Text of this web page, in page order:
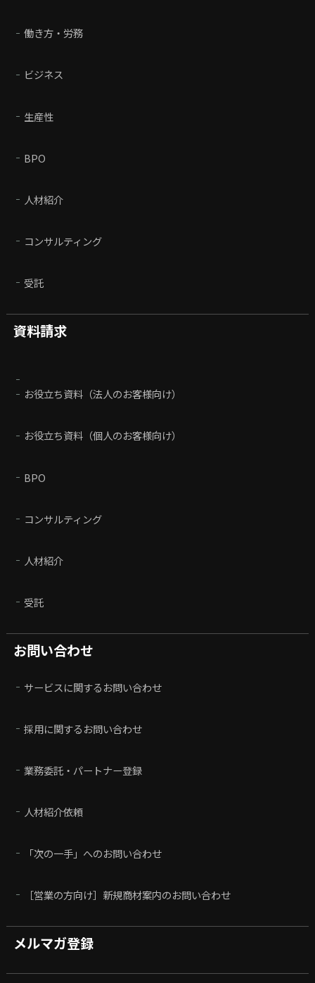
働き方・労務
ビジネス
生産性
BPO
人材紹介
コンサルティング
受託
資料請求
お役立ち資料（法人のお客様向け）
お役立ち資料（個人のお客様向け）
BPO
コンサルティング
人材紹介
受託
お問い合わせ
サービスに関するお問い合わせ
採用に関するお問い合わせ
業務委託・パートナー登録
人材紹介依頼
「次の一手」へのお問い合わせ
［営業の方向け］新規商材案内のお問い合わせ
メルマガ登録